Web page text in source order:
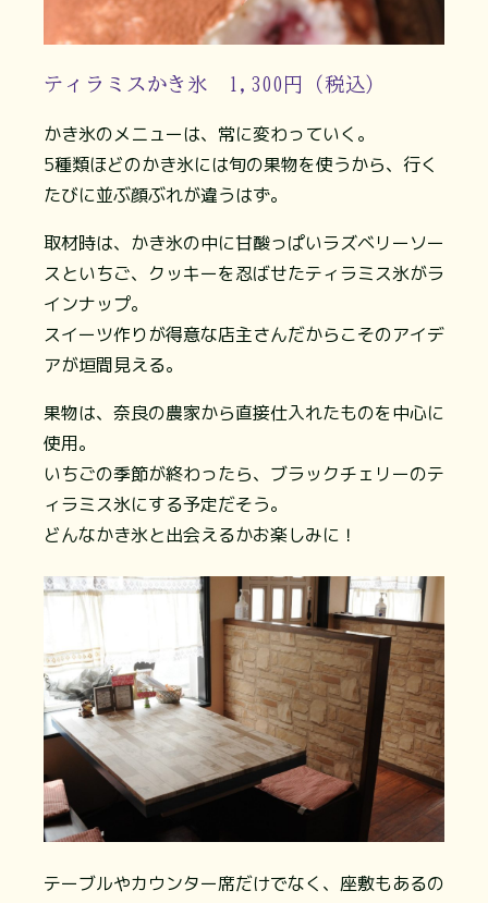
ティラミスかき氷 1,300円（税込）
かき氷のメニューは、常に変わっていく。
5種類ほどのかき氷には旬の果物を使うから、行く
たびに並ぶ顔ぶれが違うはず。
取材時は、かき氷の中に甘酸っぱいラズベリーソー
スといちご、クッキーを忍ばせたティラミス氷がラ
インナップ。
スイーツ作りが得意な店主さんだからこそのアイデ
アが垣間見える。
果物は、奈良の農家から直接仕入れたものを中心に
使用。
いちごの季節が終わったら、ブラックチェリーのテ
ィラミス氷にする予定だそう。
どんなかき氷と出会えるかお楽しみに！
テーブルやカウンター席だけでなく、座敷もあるの